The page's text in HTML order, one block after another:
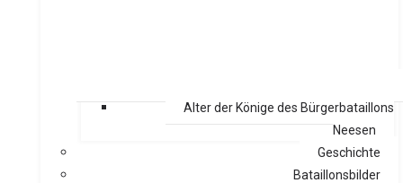
Alter der Könige des Bürgerbataillons
Neesen
Geschichte
Bataillonsbilder